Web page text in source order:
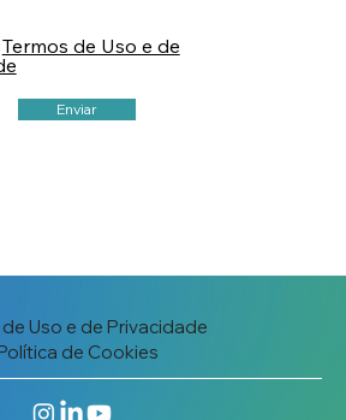
Termos de Uso e de
Enviar
de Cookies
Uso e de Privacidade